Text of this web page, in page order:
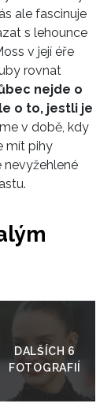
ale fascinuje
s lehounce
v její éře
rovnat
nejde o
o to, jestli je
v době, kdy
mít pihy
nevyžehlené
galerie